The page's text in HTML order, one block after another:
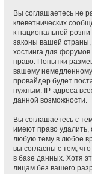
Вы соглашаетесь не
клеветнических
к национальной
законы вашей страны,
хостинга для
право. Попытки
вашему
провайдер будет
нужным. IP-адреса
данной возможности.
Вы соглашаетесь с
имеют право удалить,
любую тему в любое
вы согласны с тем,
в базе данных. Хотя
лицам без вашего